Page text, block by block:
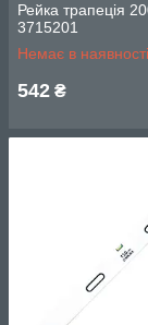
Рейка трапеція
3715201
Немає в наявності
542 ₴